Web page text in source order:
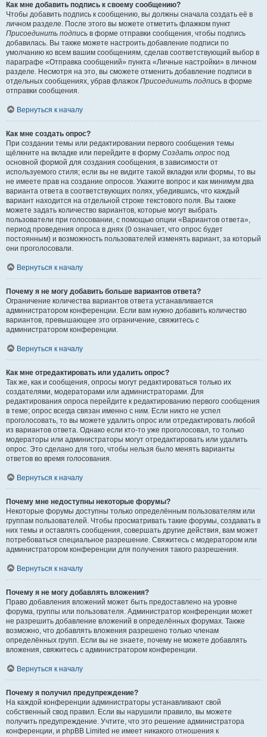
Как мне добавить подпись к своему сообщению?
Чтобы добавить подпись к сообщению, вы должны сначала создать её в
личном разделе. После этого вы можете отметить флажком пункт
Присоединить подпись в форме отправки сообщения, чтобы подпись
добавилась. Вы также можете настроить добавление подписи по
умолчанию ко всем вашим сообщениям, сделав соответствующий выбор в
параграфе «Отправка сообщений» пункта «Личные настройки» в личном
разделе. Несмотря на это, вы сможете отменить добавление подписи в
отдельных сообщениях, убрав флажок Присоединить подпись в форме
отправки сообщения.
Вернуться к началу
Как мне создать опрос?
При создании темы или редактировании первого сообщения темы
щёлкните на вкладке или перейдите в форму Создать опрос под
основной формой для создания сообщения, в зависимости от
используемого стиля; если вы не видите такой вкладки или формы, то вы
не имеете прав на создание опросов. Укажите вопрос и как минимум два
варианта ответа в соответствующих полях, убедившись, что каждый
вариант находится на отдельной строке текстового поля. Вы также
можете задать количество вариантов, которые могут выбрать
пользователи при голосовании, с помощью опции «Вариантов ответа»,
период проведения опроса в днях (0 означает, что опрос будет
постоянным) и возможность пользователей изменять вариант, за который
они проголосовали.
Вернуться к началу
Почему я не могу добавить больше вариантов ответа?
Ограничение количества вариантов ответа устанавливается
администратором конференции. Если вам нужно добавить количество
вариантов, превышающее это ограничение, свяжитесь с
администратором конференции.
Вернуться к началу
Как мне отредактировать или удалить опрос?
Так же, как и сообщения, опросы могут редактироваться только их
создателями, модераторами или администраторами. Для
редактирования опроса перейдите к редактированию первого сообщения
в теме; опрос всегда связан именно с ним. Если никто не успел
проголосовать, то вы можете удалить опрос или отредактировать любой
из вариантов ответа. Однако если кто-то уже проголосовал, то только
модераторы или администраторы могут отредактировать или удалить
опрос. Это сделано для того, чтобы нельзя было менять варианты
ответов во время голосования.
Вернуться к началу
Почему мне недоступны некоторые форумы?
Некоторые форумы доступны только определённым пользователям или
группам пользователей. Чтобы просматривать такие форумы, создавать в
них темы и оставлять сообщения, совершать другие действия, вам может
потребоваться специальное разрешение. Свяжитесь с модератором или
администратором конференции для получения такого разрешения.
Вернуться к началу
Почему я не могу добавлять вложения?
Право добавления вложений может быть предоставлено на уровне
форума, группы или пользователя. Администратор конференции может
не разрешить добавление вложений в определённых форумах. Также
возможно, что добавлять вложения разрешено только членам
определённых групп. Если вы не знаете, почему не можете добавлять
вложения, свяжитесь с администратором конференции.
Вернуться к началу
Почему я получил предупреждение?
На каждой конференции администраторы устанавливают свой
собственный свод правил. Если вы нарушили правило, вы можете
получить предупреждение. Учтите, что это решение администратора
конференции, и phpBB Limited не имеет никакого отношения к